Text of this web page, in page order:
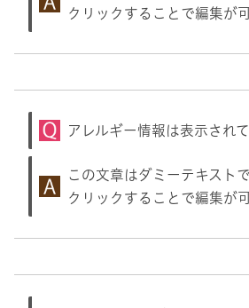
クリックすることで編集が可
アレルギー情報は表示され
この文章はダミーテキスト
クリックすることで編集が可